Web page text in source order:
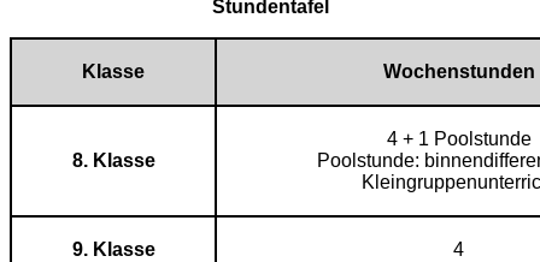
Stundentafel
Klasse Wochenstunden
8. Klasse
4 + 1 Poolstunde
Poolstunde:
9. Klasse 4